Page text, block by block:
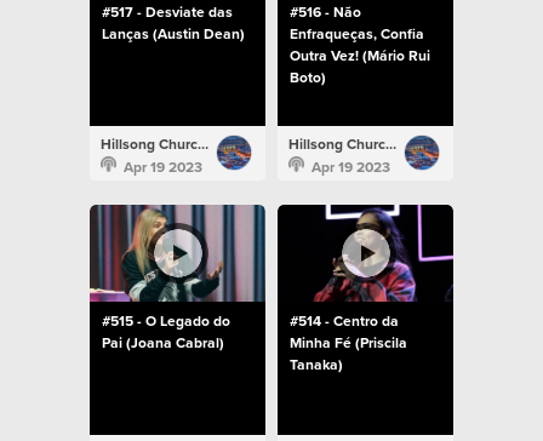
#517 - Desviate das
Lanças (Austin Dean)
Hillsong Church Portugal
Apr 19 2023
#516 - Não
Enfraqueças, Confia
Outra Vez! (Mário Rui
Boto)
Hillsong Church Portugal
Apr 19 2023
#515 - O Legado do
Pai (Joana Cabral)
#514 - Centro da
Minha Fé (Priscila
Tanaka)